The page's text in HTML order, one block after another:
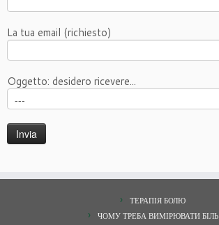
La tua email (richiesto)
Oggetto: desidero ricevere...
ТЕРАПІЯ БОЛЮ
ЧОМУ ТРЕБА ВИМІРЮВАТИ БІЛЬ